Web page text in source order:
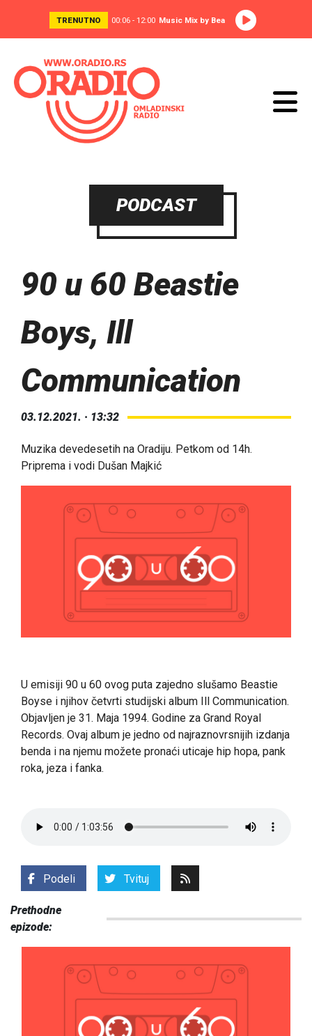
TRENUTNO 00:06 - 12:00 Music Mix by Bea
PODCAST
90 u 60 Beastie
Boys, Ill
Communication
03.12.2021. · 13:32
Muzika devedesetih na Oradiju. Petkom od 14h.
Priprema i vodi Dušan Majkić
U emisiji 90 u 60 ovog puta zajedno slušamo Beastie
Boyse i njihov četvrti studijski album
Ill Communication.
Objavljen je 31. Maja 1994. Godine za Grand Royal
Records. Ovaj album je jedno od najraznovrsnijih izdanja
benda i na njemu možete pronaći uticaje hip hopa, pank
roka, jeza i fanka.
Podeli Tvituj
Prethodne
epizode: